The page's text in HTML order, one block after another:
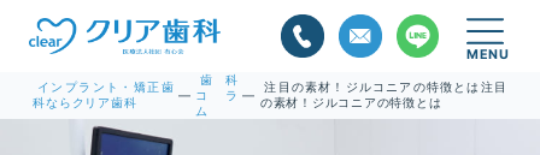
インプラント・矯正歯
科ならクリア歯科
—
歯科
コラ
ム
—
注目の素材！ジルコニアの特徴とは注目
の素材！ジルコニアの特徴とは